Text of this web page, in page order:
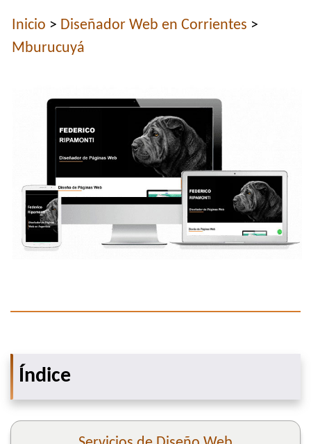
Inicio > Diseñador Web en Corrientes >
Mburucuyá
Índice